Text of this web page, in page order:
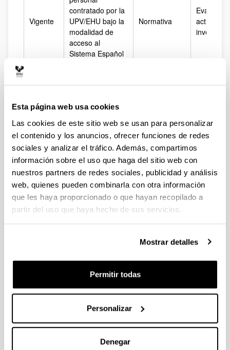
Esta página web usa cookies
Las cookies de este sitio web se usan para personalizar
el contenido y los anuncios, ofrecer funciones de redes
sociales y analizar el tráfico. Además, compartimos
información sobre el uso que haga del sitio web con
nuestros partners de redes sociales, publicidad y análisis
web, quienes pueden combinarla con otra información
que les haya proporcionado o que hayan recopilado a
partir del uso que haya hecho de sus servicios.
Mostrar detalles
Permitir todas
Personalizar
Denegar
Vigente
contratado por la
UPV/EHU bajo la
modalidad de
acceso al
Sistema Español
Innovación
Normativa
actividad
Vigente
Resolución del
Vicerrector de
Investigación de
la UPV/EHU, de
10 de Octubre de
2017, por la que
se aprueban los
criterios de
evaluación de la
actividad
investigadora del
personal
modalidad de
acceso al
Sistema Español
de Ciencia,
Innovación
Resolución